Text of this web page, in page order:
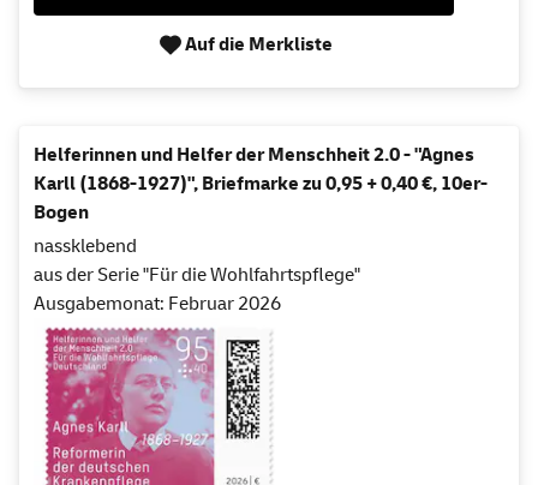
Auf die Merkliste
Helferinnen und Helfer der Menschheit 2.0 - "Agnes
Karll (1868-1927)", Briefmarke zu 0,95 + 0,40 €, 10er-
Bogen
nassklebend
aus der Serie "Für die Wohlfahrtspflege"
Ausgabemonat: Februar 2026